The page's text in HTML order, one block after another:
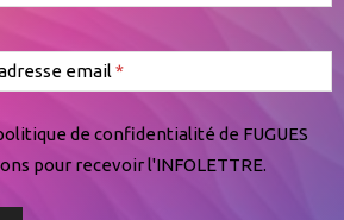
email
de confidentialité de FUGUES
pour recevoir l'INFOLETTRE.